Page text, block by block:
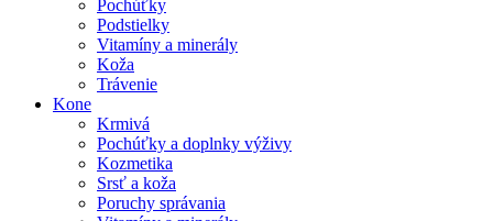
Pochúťky
Podstielky
Vitamíny a minerály
Koža
Trávenie
Kone
Krmivá
Pochúťky a doplnky výživy
Kozmetika
Srsť a koža
Poruchy správania